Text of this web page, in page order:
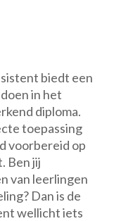
biedt een
in het
diploma.
toepassing
voorbereid op
Ben jij
van leerlingen
Dan is de
wellicht iets